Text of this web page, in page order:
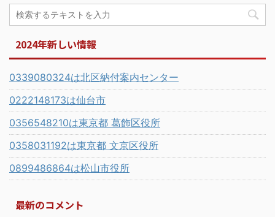
2024年新しい情報
0339080324は北区納付案内センター
0222148173は仙台市
0356548210は東京都 葛飾区役所
0358031192は東京都 文京区役所
0899486864は松山市役所
最新のコメント